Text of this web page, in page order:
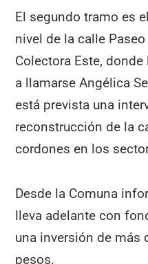
El segundo tramo es
nivel de la calle
Colectora Este,
a llamarse Angélica
está prevista una
reconstrucción de la
cordones en los
Desde la Comuna
lleva adelante con
una inversión de más
pesos.